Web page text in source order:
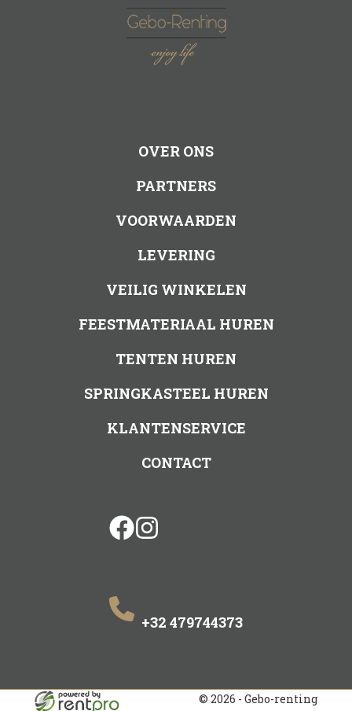
OVER ONS
PARTNERS
VOORWAARDEN
LEVERING
VEILIG WINKELEN
FEESTMATERIAAL HUREN
TENTEN HUREN
SPRINGKASTEEL HUREN
KLANTENSERVICE
CONTACT
facebook
+32 479744373
© 2026 - Gebo-renting